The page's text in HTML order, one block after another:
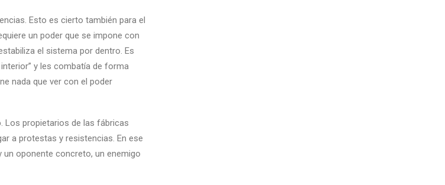
Esto es cierto también para el
un poder que se impone con
el sistema por dentro. Es
y les combatía de forma
nada que ver con el poder
Los propietarios de las fábricas
a protestas y resistencias. En ese
oponente concreto, un enemigo